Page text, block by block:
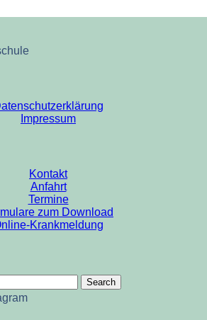
Impressum
Kontakt
Anfahrt
Termine
zum Download
Krankmeldung